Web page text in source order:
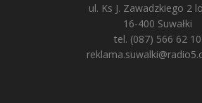
ul. Ks J. Zawadzkiego 2
16-400 Suwałki
tel. (087) 566 62 10